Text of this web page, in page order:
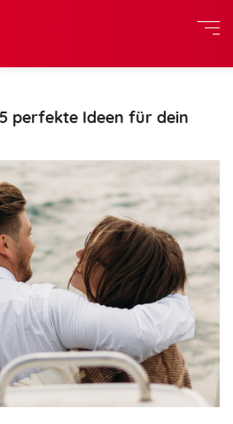
perfekte Ideen für dein